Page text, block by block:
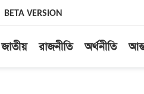
BETA VERSION
জাতীয় রাজনীতি অর্থনীতি